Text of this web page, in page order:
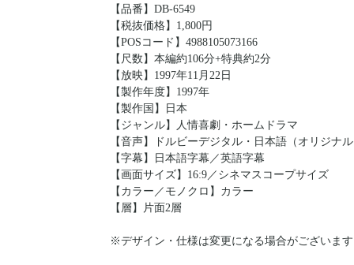
【品番】DB-6549
【税抜価格】1,800円
【POSコード】4988105073166
【尺数】本編約106分+特典約2分
【放映】1997年11月22日
【製作年度】1997年
【製作国】日本
【ジャンル】人情喜劇・ホームドラマ
【音声】ドルビーデジタル・日本語（オリジナ
【字幕】日本語字幕／英語字幕
【画面サイズ】16:9／シネマスコープサイズ
【カラー／モノクロ】カラー
【層】片面2層
※デザイン・仕様は変更になる場合がございま